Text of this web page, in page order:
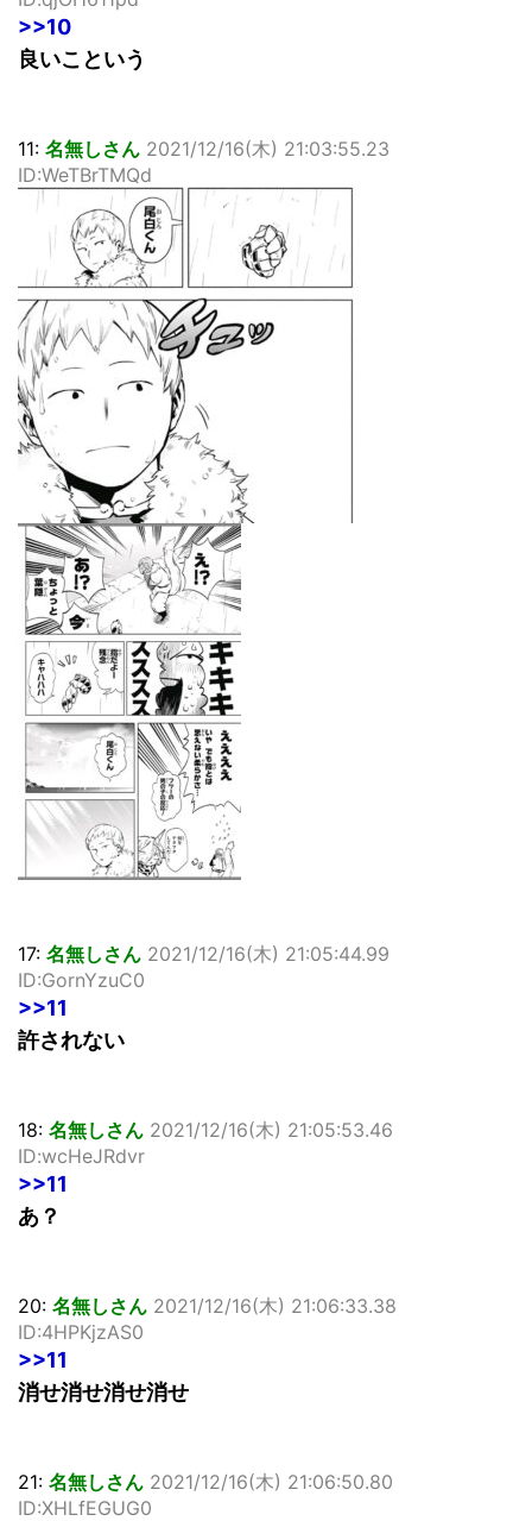
>>10
良いこという
11: 名無しさん 2021/12/16(木) 21:03:55.23
ID:WeTBrTMQd
17: 名無しさん 2021/12/16(木) 21:05:44.99
ID:GornYzuC0
>>11
許されない
18: 名無しさん 2021/12/16(木) 21:05:53.46
ID:wcHeJRdvr
>>11
あ？
20: 名無しさん 2021/12/16(木) 21:06:33.38
ID:4HPKjzAS0
>>11
消せ消せ消せ消せ
21: 名無しさん 2021/12/16(木) 21:06:50.80
ID:XHLfEGUG0